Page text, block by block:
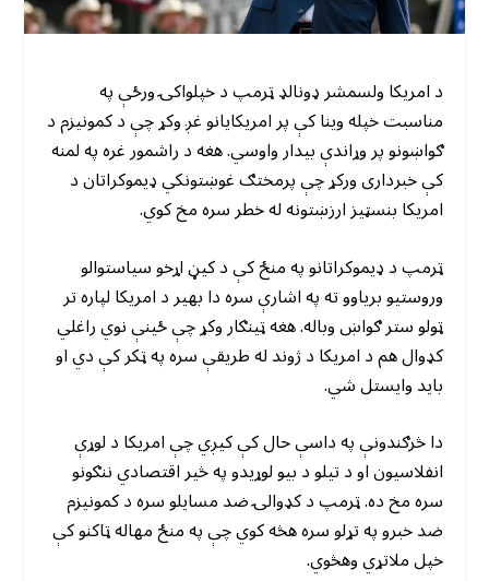
د امریکا ولسمشر ډونالډ ټرمپ د خپلواکۍ ورځې په
مناسبت خپله وینا کې پر امریکایانو غږ وکړ چې د کمونیزم د
ګواښونو پر وړاندې بیدار واوسي. هغه د راشمور غره په لمنه
کې خبرداری ورکړ چې پرمختګ غوښتونکي ډیموکراتان د
امریکا بنسټیز ارزښتونه له خطر سره مخ کوي.
ټرمپ د ډیموکراتانو په منځ کې د کیڼ اړخو سیاستوالو
وروستیو بریاوو ته په اشارې سره دا بهیر د امریکا لپاره تر
ټولو ستر ګواښ وباله. هغه ټینګار وکړ چې ځینې نوي راغلي
کډوال هم د امریکا د ژوند له طریقې سره په ټکر کې دي او
باید وایستل شي.
دا څرګندونې په داسې حال کې کیږي چې امریکا د لوړې
انفلاسیون او د تیلو د بیو لوړیدو په څیر اقتصادي ننګونو
سره مخ ده. ټرمپ د کډوالۍ ضد مسایلو سره د کمونیزم
ضد خبرو په تړلو سره هڅه کوي چې په منځ مهاله ټاکنو کې
خپل ملاتړي وهڅوي.